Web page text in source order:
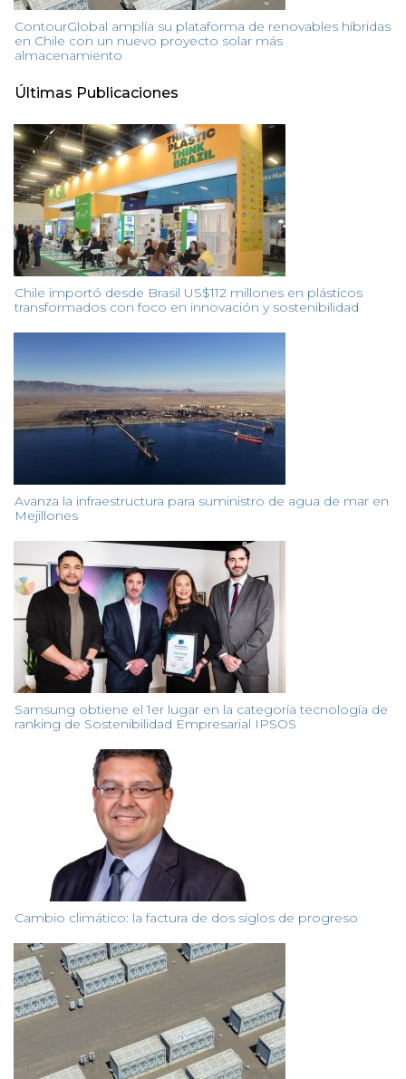
ContourGlobal amplía su plataforma de renovables híbridas
en Chile con un nuevo proyecto solar más
almacenamiento
Últimas Publicaciones
Chile importó desde Brasil US$112 millones en plásticos
transformados con foco en innovación y sostenibilidad
Avanza la infraestructura para suministro de agua de mar en
Mejillones
Samsung obtiene el 1er lugar en la categoría tecnología de
ranking de Sostenibilidad Empresarial IPSOS
Cambio climático: la factura de dos siglos de progreso